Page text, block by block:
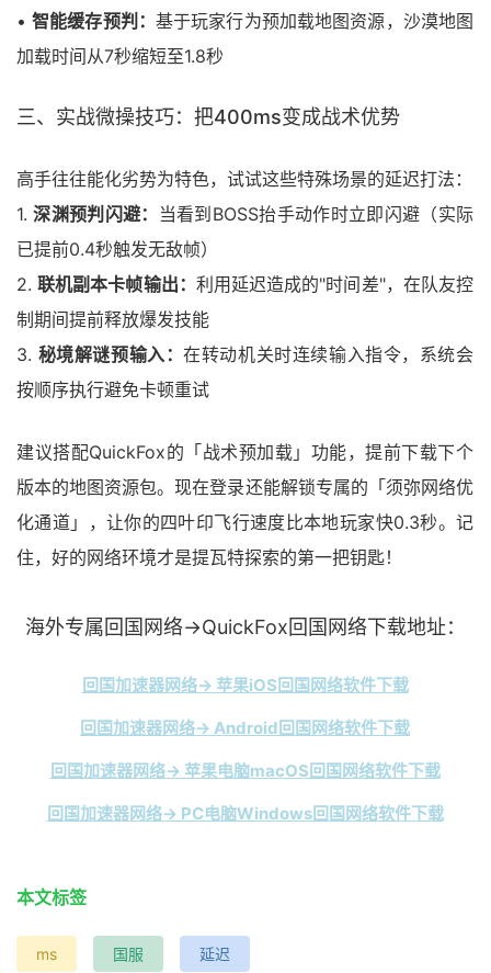
•智能缓存预判： 基于玩家行为预加载地图资源，沙漠地图
加载时间从7秒缩短至1.8秒
三、实战微操技巧：把400ms变成战术优势
高手往往能化劣势为特色，试试这些特殊场景的延迟打法：
1.深渊预判闪避：
当看到BOSS抬手动作时立即闪避（实际
已提前0.4秒触发无敌帧）
2.联机副本卡帧输出： 利用延迟造成的"时间差"，在队友控
制期间提前释放爆发技能
3. 秘境解谜预输入：在转动机关时连续输入指令，系统会
按顺序执行避免卡顿重试
建议搭配QuickFox的「战术预加载」功能，提前下载下个
版本的地图资源包。现在登录还能解锁专属的「须弥网络优
化通道」，让你的四叶印飞行速度比本地玩家快0.3秒。记
住，好的网络环境才是提瓦特探索的第一把钥匙！
海外专属回国网络→QuickFox回国网络下载地址：
回国加速器网络→ 苹果iOS回国网络软件下载
回国加速器网络→ Android回国网络软件下载
回国加速器网络→ 苹果电脑macOS回国网络软件下载
回国加速器网络→ PC电脑Windows回国网络软件下载
本文标签
ms 国服 延迟